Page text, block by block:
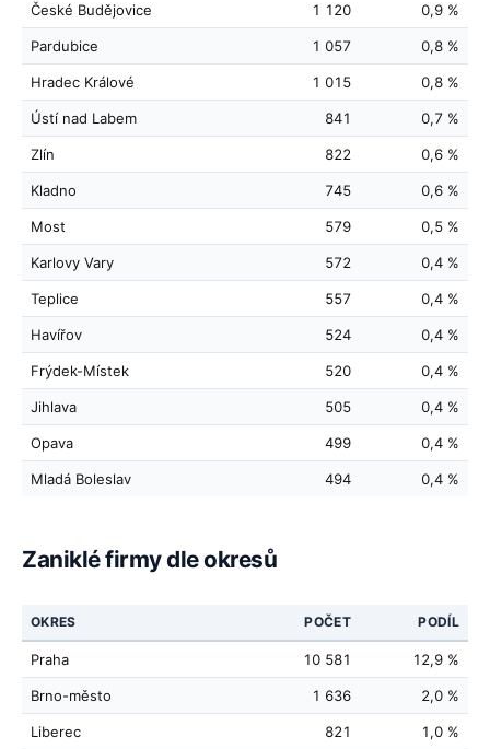
České Budějovice 1 120 0,9 %
Pardubice 1 057 0,8 %
Hradec Králové 1 015 0,8 %
Ústí nad Labem 841 0,7 %
Zlín 822 0,6 %
Kladno 745 0,6 %
Most 579 0,5 %
Karlovy Vary 572 0,4 %
Teplice 557 0,4 %
Havířov 524 0,4 %
Frýdek-Místek 520 0,4 %
Jihlava 505 0,4 %
Opava 499 0,4 %
Mladá Boleslav 494 0,4 %
Zaniklé firmy dle okresů
OKRES POČET PODÍL
Praha 10 581 12,9 %
Brno-město 1 636 2,0 %
Liberec 821 1,0 %